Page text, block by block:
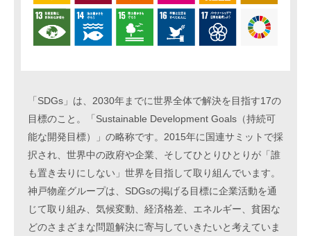
「SDGs」は、2030年までに世界全体で解決を目指す17の
目標のこと。「Sustainable Development Goals（持続可
能な開発目標）」の略称です。2015年に国連サミットで採
択され、世界中の政府や企業、そしてひとりひとりが「誰
も置き去りにしない」世界を目指して取り組んでいます。
神戸物産グループは、SDGsの掲げる目標に企業活動を通
じて取り組み、気候変動、経済格差、エネルギー、貧困な
どのさまざまな問題解決に寄与していきたいと考えていま